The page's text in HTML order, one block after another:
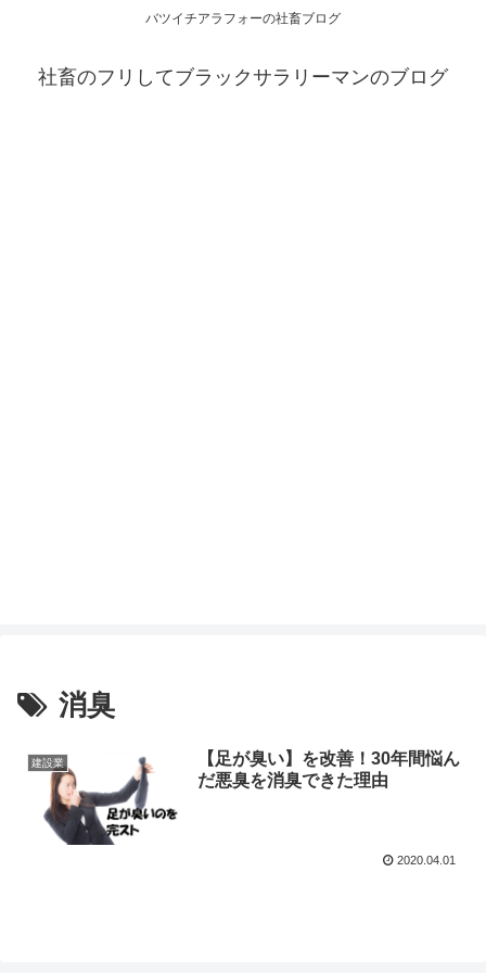
バツイチアラフォーの社畜ブログ
社畜のフリしてブラックサラリーマンのブログ
消臭
建設業
【足が臭い】を改善！30年間悩ん
だ悪臭を消臭できた理由
2020.04.01